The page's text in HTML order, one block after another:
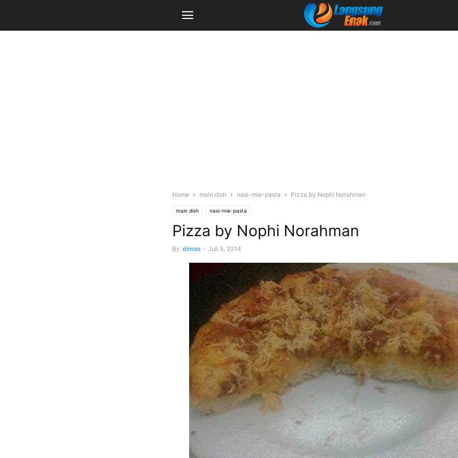
Home main dish nasi-mie-pasta Pizza by Nophi Norahman
main dish nasi-mie-pasta
Pizza by Nophi Norahman
By dimas - Juli 5, 2014